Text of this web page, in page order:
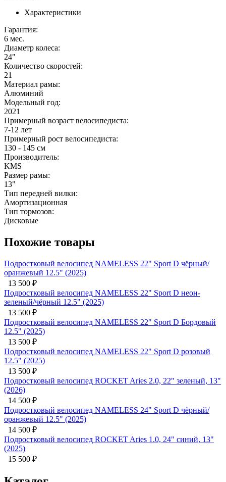
Характеристики
Гарантия:
6 мес.
Диаметр колеса:
24"
Количество скоростей:
21
Материал рамы:
Алюминий
Модельный год:
2021
Примерный возраст велосипедиста:
7-12 лет
Примерный рост велосипедиста:
130 - 145 см
Производитель:
KMS
Размер рамы:
13"
Тип передней вилки:
Амортизационная
Тип тормозов:
Дисковые
Похожие товары
Подростковый велосипед NAMELESS 22" Sport D чёрный/
оранжевый 12.5" (2025)
13 500 ₽
Подростковый велосипед NAMELESS 22" Sport D неон-
зеленый/чёрный 12.5" (2025)
13 500 ₽
Подростковый велосипед NAMELESS 22" Sport D Бордовый
12.5" (2025)
13 500 ₽
Подростковый велосипед NAMELESS 22" Sport D розовый
12.5" (2025)
13 500 ₽
Подростковый велосипед ROCKET Aries 2.0, 22" зеленый, 13"
(2026)
14 500 ₽
Подростковый велосипед NAMELESS 24" Sport D чёрный/
оранжевый 12.5" (2025)
14 500 ₽
Подростковый велосипед ROCKET Aries 1.0, 24" синий, 13"
(2025)
15 500 ₽